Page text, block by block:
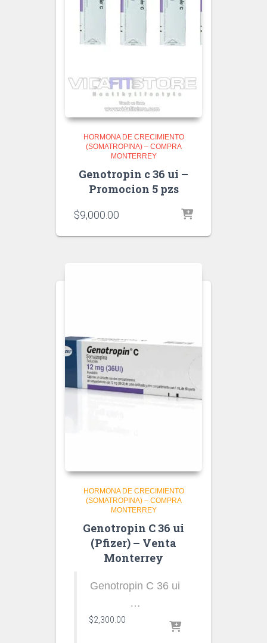
HORMONA DE CRECIMIENTO
(SOMATROPINA) – COMPRA
MONTERREY
Genotropin c 36 ui –
Promocion 5 pzs
$9,000.00
HORMONA DE CRECIMIENTO
(SOMATROPINA) – COMPRA
MONTERREY
Genotropin C 36 ui
(Pfizer) – Venta
Monterrey
Genotropin C 36 ui
…
$2,300.00